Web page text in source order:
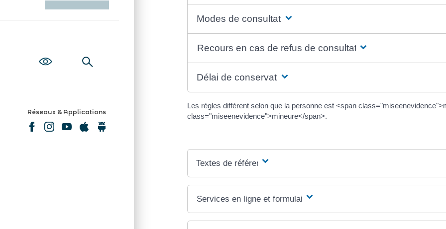
Réseaux & Applications
Modes de consultation
Recours en cas de refus de consultation
Délai de conservation
Les règles diffèrent selon que la personne est <span
class="miseenevidence">mineure</span>.
Textes de référence
Services en ligne et formulaires